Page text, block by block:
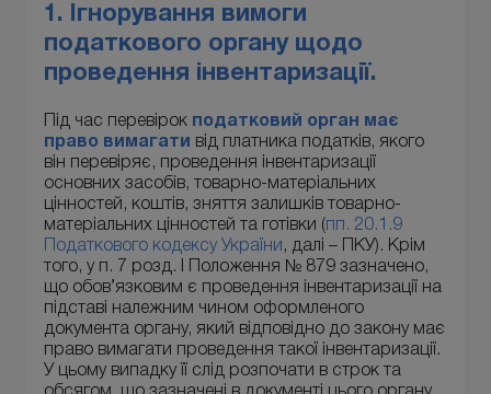
1. Ігнорування вимоги
податкового органу щодо
проведення інвентаризації.
Під час перевірок податковий орган
має
право вимагати
від платника податків, якого
він перевіряє, проведення інвентаризації
основних засобів, товарно-матеріальних
цінностей, коштів, зняття залишків товарно-
матеріальних цінностей та готівки ( пп. 20.1.9
Податкового кодексу України , далі – ПКУ). Крім
того, у п. 7 розд. I Положення № 879 зазначено,
що обов’язковим є проведення інвентаризації на
підставі належним чином оформленого
документа органу, який відповідно до закону має
право вимагати проведення такої інвентаризації.
У цьому випадку її слід розпочати в строк та